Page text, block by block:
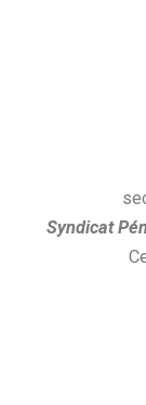
SyndicatP